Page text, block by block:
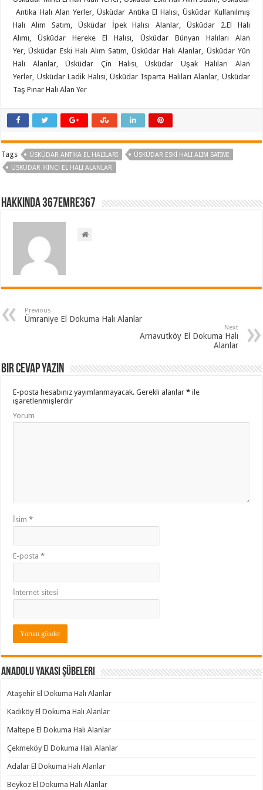
Antika Halı Alan Yerler, Üsküdar Antika El Halısı, Üsküdar Kullanılmış
Halı Alım Satım, Üsküdar İpek Halısı Alanlar, Üsküdar 2.El Halı
Alımı, Üsküdar Hereke El Halısı, Üsküdar Bünyan Halıları Alan
Yer, Üsküdar Eski Halı Alım Satım, Üsküdar Halı Alanlar, Üsküdar Yün
Halı Alanlar, Üsküdar Çin Halısı, Üsküdar Uşak Halıları Alan
Yerler, Üsküdar Ladik Halısı, Üsküdar Isparta Halıları Alanlar, Üsküdar
Taş Pınar Halı Alan Yer
Tags ÜSKÜDAR ANTIKA EL HALILARI
ÜSKÜDAR ESKI HALI ALIM SATIMI
ÜSKÜDAR İKINCI EL HALI ALANLAR
Hakkında 367emre367
Previous
Ümraniye El Dokuma Halı Alanlar
Next
Arnavutköy El Dokuma Halı
Alanlar
Bir cevap yazın
E-posta hesabınız yayımlanmayacak. Gerekli alanlar* ile
işaretlenmişlerdir
Yorum
İsim*
E-posta*
İnternet sitesi
Anadolu Yakası Şübeleri
Ataşehir El Dokuma Halı Alanlar
Kadıköy El Dokuma Halı Alanlar
Maltepe El Dokuma Halı Alanlar
Çekmeköy El Dokuma Halı Alanlar
Adalar El Dokuma Halı Alanlar
Beykoz El Dokuma Halı Alanlar